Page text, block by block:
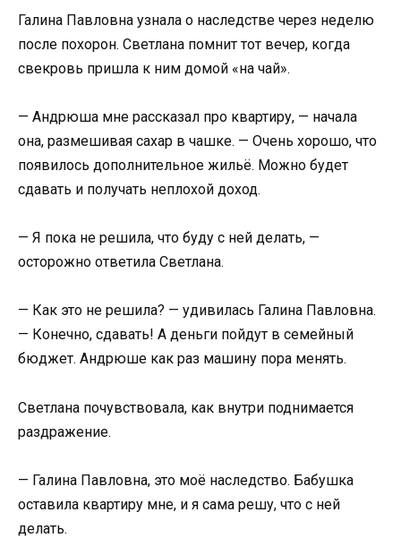
Галина Павловна узнала о наследстве через неделю
после похорон. Светлана помнит тот вечер, когда
свекровь пришла к ним домой «на чай».
— Андрюша мне рассказал про квартиру, — начала
она, размешивая сахар в чашке. — Очень хорошо, что
появилось дополнительное жильё. Можно будет
сдавать и получать неплохой доход.
— Я пока не решила, что буду с ней делать, —
осторожно ответила Светлана.
— Как это не решила? — удивилась Галина Павловна.
— Конечно, сдавать! А деньги пойдут в семейный
бюджет. Андрюше как раз машину пора менять.
Светлана почувствовала, как внутри поднимается
раздражение.
— Галина Павловна, это моё наследство. Бабушка
оставила квартиру мне, и я сама решу, что с ней
делать.